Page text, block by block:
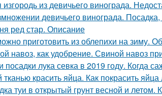
из девичьего винограда.
девичьего винограда.
ред стар. Описание
приготовить из облепихи на зиму.
навоз, как удобрение. Свиной навоз
посадки лука севка в 2019 году. Когда
тканью красить яйца. Как покрасить яйца
туи в открытый грунт весной и летом.